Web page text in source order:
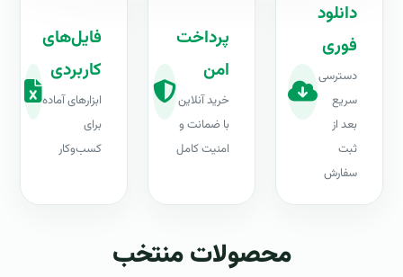
دانلود
فوری
دسترسی
سریع
بعد از
ثبت
سفارش
پرداخت
امن
خرید آنلاین
با ضمانت و
امنیت کامل
فایل‌های
کاربردی
ابزارهای آماده
برای
کسب‌وکار
محصولات منتخب